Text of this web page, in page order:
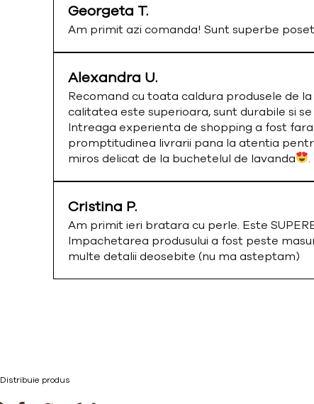
Georgeta T.
Am primit azi comanda! Sunt superbe
Alexandra U.
Recomand cu toata caldura produsele de
calitatea este superioara, sunt durabile si
Intreaga experienta de shopping a fost
promptitudinea livrarii pana la atentia
miros delicat de la buchetelul de lavanda
Cristina P.
Am primit ieri bratara cu perle. Este
Impachetarea produsului a fost peste
multe detalii deosebite (nu ma asteptam)
Distribuie produs